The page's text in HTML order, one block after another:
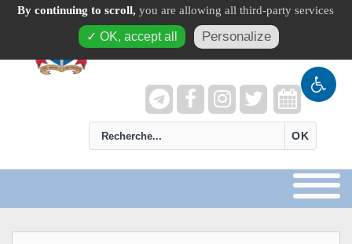
OK
By continuing to scroll, you are allowing all third-party services
✓ OK, accept all Personalize